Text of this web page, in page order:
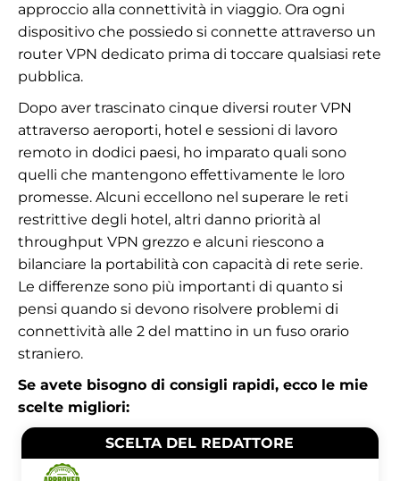
approccio alla connettività in viaggio. Ora ogni
dispositivo che possiedo si connette attraverso un
router VPN dedicato prima di toccare qualsiasi rete
pubblica.
Dopo aver trascinato cinque diversi router VPN
attraverso aeroporti, hotel e sessioni di lavoro
remoto in dodici paesi, ho imparato quali sono
quelli che mantengono effettivamente le loro
promesse. Alcuni eccellono nel superare le reti
restrittive degli hotel, altri danno priorità al
throughput VPN grezzo e alcuni riescono a
bilanciare la portabilità con capacità di rete serie.
Le differenze sono più importanti di quanto si
pensi quando si devono risolvere problemi di
connettività alle 2 del mattino in un fuso orario
straniero.
Se avete bisogno di consigli rapidi, ecco le mie
scelte migliori:
SCELTA DEL REDATTORE